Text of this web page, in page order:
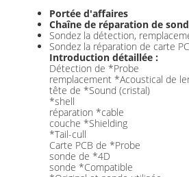
Portée d'affaires
Chaîne de réparation de
Sondez la détection,
Sondez la réparation de carte
Introduction détaillée :
Détection de *Probe
remplacement *Acoustical de
tête de *Sound (cristal)
*shell
réparation *cable
couche *Shielding
*Tail-cull
Carte PCB de *Probe
sonde de *4D
sonde *Compatible